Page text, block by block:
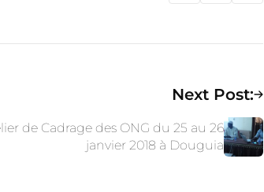
Next Post:
de Cadrage des ONG du 25 au 26
janvier 2018 à Douguia